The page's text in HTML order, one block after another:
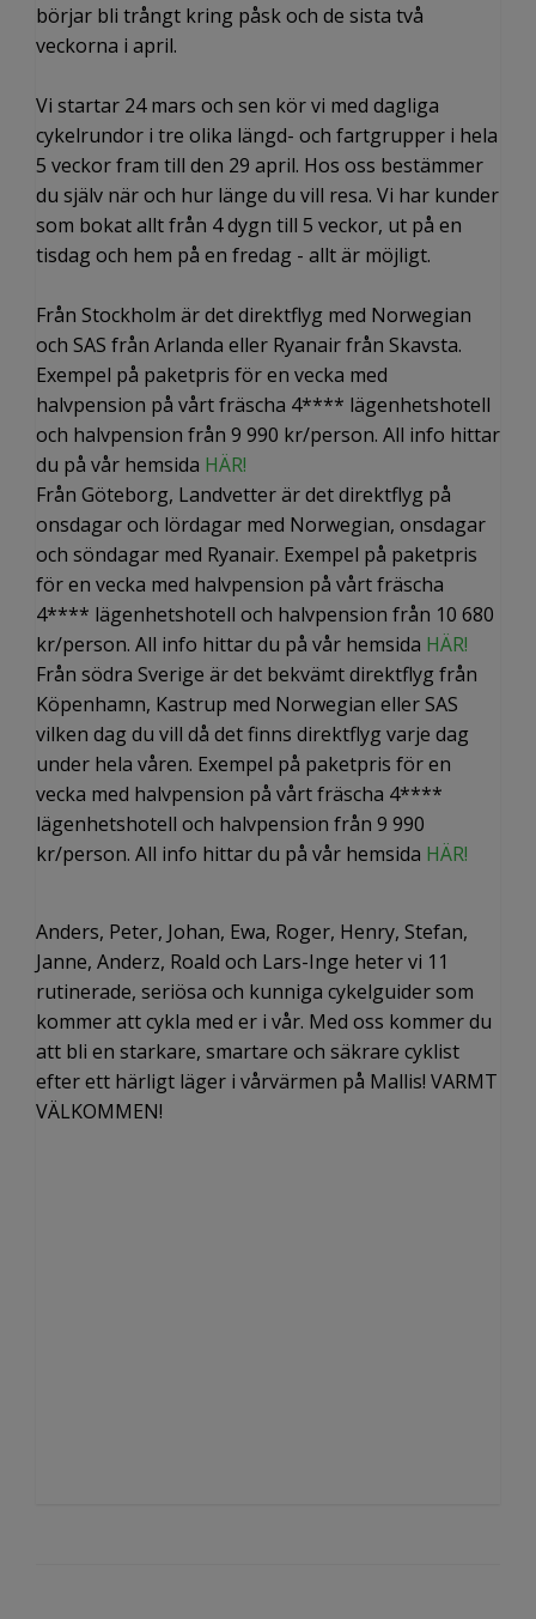
börjar bli trångt kring påsk och de sista två
veckorna i april.
Vi startar 24 mars och sen kör vi med dagliga
cykelrundor i tre olika längd- och fartgrupper i hela
5 veckor fram till den 29 april. Hos oss bestämmer
du själv när och hur länge du vill resa. Vi har kunder
som bokat allt från 4 dygn till 5 veckor, ut på en
tisdag och hem på en fredag - allt är möjligt.
Från Stockholm är det direktflyg med Norwegian
och SAS från Arlanda eller Ryanair från Skavsta.
Exempel på paketpris för en vecka med
halvpension på vårt fräscha 4**** lägenhetshotell
och halvpension från 9 990 kr/person. All info hittar
du på vår hemsida HÄR!
Från Göteborg, Landvetter är det direktflyg på
onsdagar och lördagar med Norwegian, onsdagar
och söndagar med Ryanair. Exempel på paketpris
för en vecka med halvpension på vårt fräscha
4**** lägenhetshotell och halvpension från 10 680
kr/person. All info hittar du på vår hemsida HÄR!
Från södra Sverige är det bekvämt direktflyg från
Köpenhamn, Kastrup med Norwegian eller SAS
vilken dag du vill då det finns direktflyg varje dag
under hela våren. Exempel på paketpris för en
vecka med halvpension på vårt fräscha 4****
lägenhetshotell och halvpension från 9 990
kr/person. All info hittar du på vår hemsida HÄR!
Anders, Peter, Johan, Ewa, Roger, Henry, Stefan,
Janne, Anderz, Roald och Lars-Inge heter vi 11
rutinerade, seriösa och kunniga cykelguider som
kommer att cykla med er i vår. Med oss kommer du
att bli en starkare, smartare och säkrare cyklist
efter ett härligt läger i vårvärmen på Mallis! VARMT
VÄLKOMMEN!